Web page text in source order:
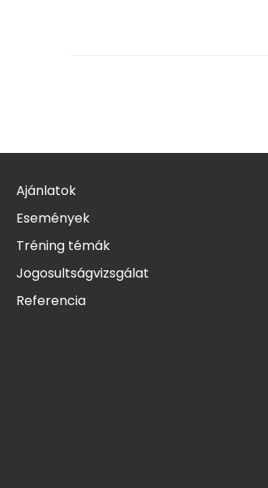
Ajánlatok
Események
Tréning témák
Jogosultságvizsgálat
Referencia